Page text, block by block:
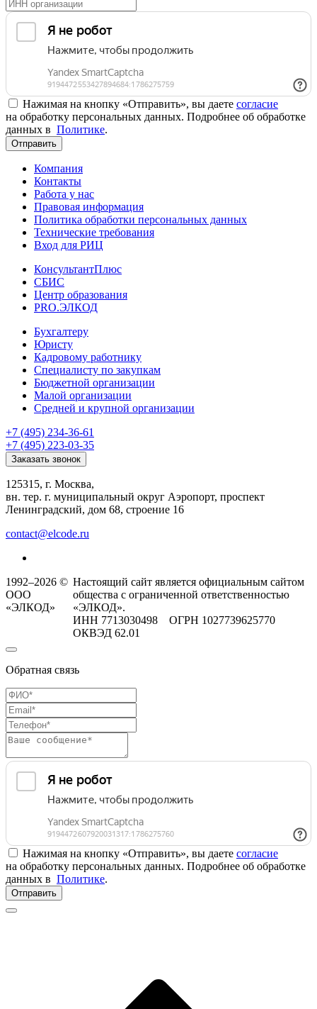
Нажимая на кнопку «Отправить», вы даете согласие
на обработку персональных данных. Подробнее об обработке
данных в Политике.
Отправить
Компания
Контакты
Работа у нас
Правовая информация
Политика обработки персональных данных
Технические требования
Вход для РИЦ
КонсультантПлюс
СБИС
Центр образования
PRO.ЭЛКОД
Бухгалтеру
Юристу
Кадровому работнику
Специалисту по закупкам
Бюджетной организации
Малой организации
Средней и крупной организации
+7 (495) 234-36-61
+7 (495) 223-03-35
Заказать звонок
125315, г. Москва,
вн. тер. г. муниципальный округ Аэропорт, проспект
Ленинградский, дом 68, строение 16
contact@elcode.ru
1992–2026 ©
ООО
«ЭЛКОД»
Настоящий сайт является официальным сайтом
общества с ограниченной ответственностью
«ЭЛКОД».
ИНН 7713030498 ОГРН 1027739625770
ОКВЭД 62.01
Обратная связь
Нажимая на кнопку «Отправить», вы даете согласие
на обработку персональных данных. Подробнее об обработке
данных в Политике.
Отправить